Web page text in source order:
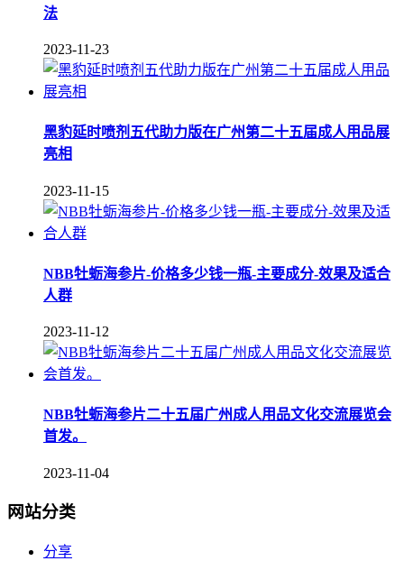
法
2023-11-23
黑豹延时喷剂五代助力版在广州第二十五届成人用品展
亮相
2023-11-15
NBB牡蛎海参片-价格多少钱一瓶-主要成分-效果及适合
人群
2023-11-12
NBB牡蛎海参片二十五届广州成人用品文化交流展览会
首发。
2023-11-04
网站分类
分享